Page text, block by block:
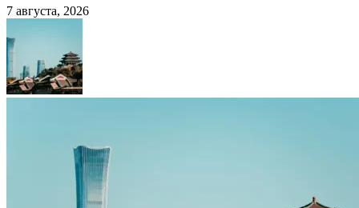
7 августа, 2026